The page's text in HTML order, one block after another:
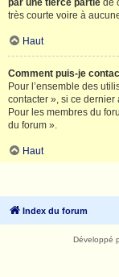
par une tierce partie de
très courte voire à
Haut
Comment puis-je
Pour l’ensemble des
contacter », si ce dernier
Pour les membres du
du forum ».
Haut
Index du forum
Développé